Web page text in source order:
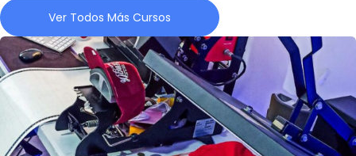
Ver Todos Más Cursos